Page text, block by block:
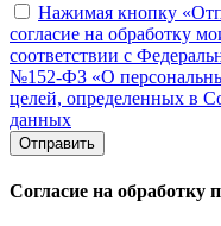
Нажимая кнопку
согласие на обработку
соответствии с
№152-ФЗ «О
целей, определенных в
данных
Отправить
Согласие на обработку